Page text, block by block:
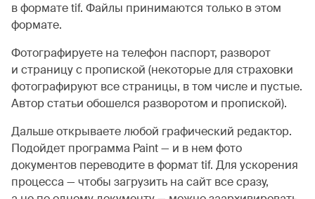
в формате tif. Файлы принимаются только в этом
формате.
Фотографируете на телефон паспорт, разворот
и страницу с пропиской (некоторые для страховки
фотографируют все страницы, в том числе и пустые.
Автор статьи обошелся разворотом и пропиской).
Дальше открываете любой графический редактор.
Подойдет программа Paint — и в нем фото
документов переводите в формат tif. Для ускорения
процесса — чтобы загрузить на сайт все сразу,